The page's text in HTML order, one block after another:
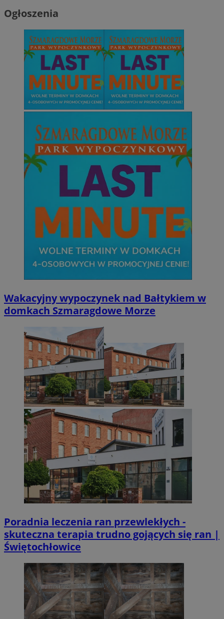
Ogłoszenia
Wakacyjny wypoczynek nad Bałtykiem w
domkach Szmaragdowe Morze
Poradnia leczenia ran przewlekłych -
skuteczna terapia trudno gojących się ran |
Świętochłowice